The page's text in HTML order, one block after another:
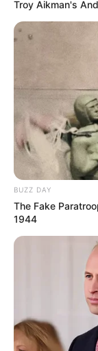
Troy Aikman's
BUZZ DAY
The Fake
1944